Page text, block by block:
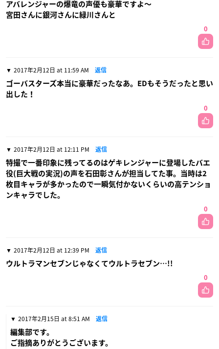
アバレンジャーの爆竜の声優も豪華ですよ〜
宮田さんに銀河さんに緑川さんと
0
2017年2月12日 at 11:59 AM 返信
ゴーバスターズ本当に豪華だったなあ。EDもそうだったと思い
出した！
0
2017年2月12日 at 12:11 PM 返信
特撮で一番印象に残ってるのはゲキレンジャーに登場したバエ
役(巨大戦の実況)の声を石田彰さんが担当してた事。当時は2
枚目キャラが多かったので一瞬気付かないくらいの高テンショ
ンキャラでした。
0
2017年2月12日 at 12:39 PM 返信
ウルトラマンセブンじゃなくてウルトラセブン…!!
0
2017年2月15日 at 8:51 AM 返信
編集部です。
ご指摘ありがとうございます。